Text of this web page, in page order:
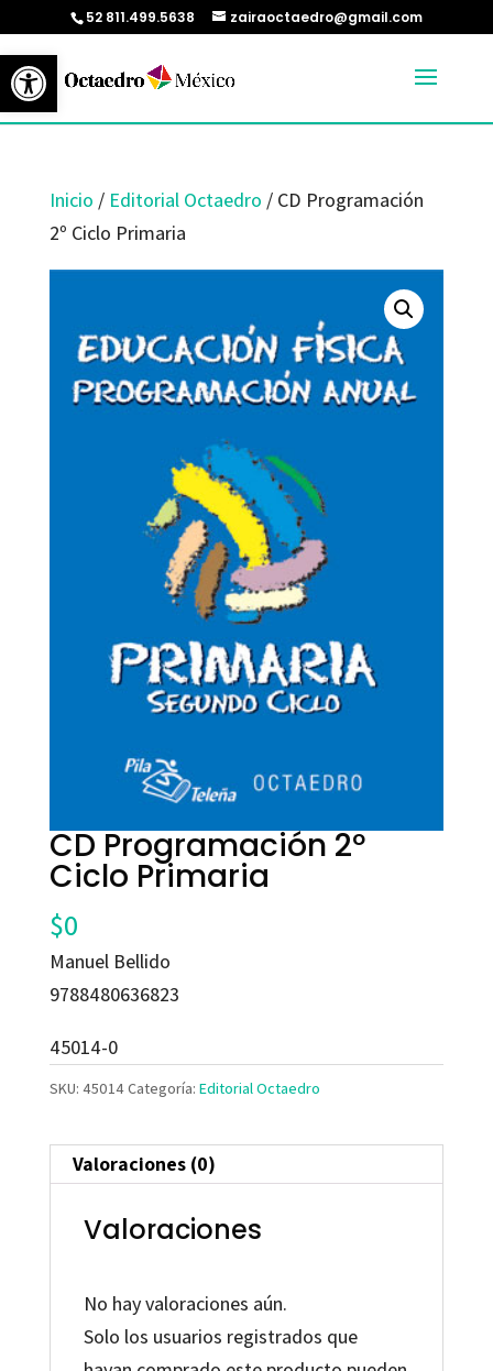
Abrir barra de herramientas
52 811.499.5638 zairaoctaedro@gmail.com
Inicio / Editorial Octaedro / CD Programación
2º Ciclo Primaria
CD Programación 2º
Ciclo Primaria
$0
Manuel Bellido
9788480636823
45014-0
SKU: 45014Categoría: Editorial Octaedro
Valoraciones (0)
Valoraciones
No hay valoraciones aún.
Solo los usuarios registrados que